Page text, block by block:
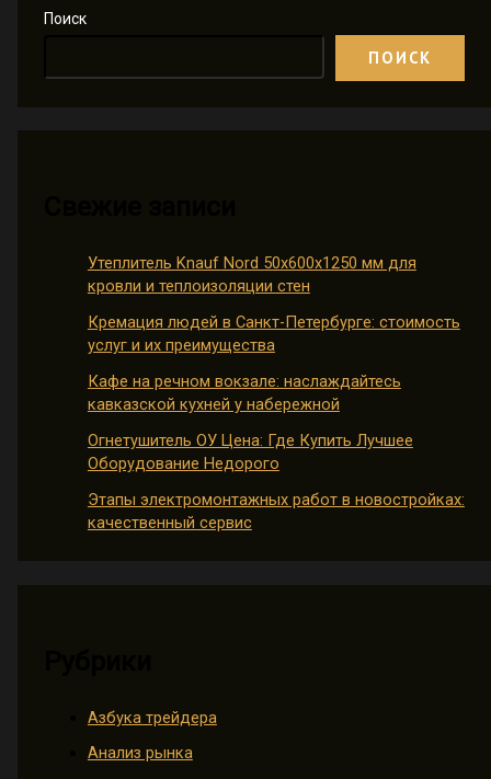
Поиск
ПОИСК
Утеплитель Knauf Nord 50х600х1250 мм для
кровли и теплоизоляции стен
Кремация людей в Санкт-Петербурге: стоимость
услуг и их преимущества
Кафе на речном вокзале: наслаждайтесь
кавказской кухней у набережной
Огнетушитель ОУ Цена: Где Купить Лучшее
Оборудование Недорого
Этапы электромонтажных работ в новостройках:
качественный сервис
Азбука трейдера
Анализ рынка